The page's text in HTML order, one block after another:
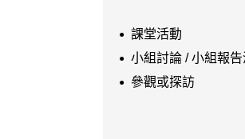
課堂活動
小組討論 / 小組報
參觀或探訪